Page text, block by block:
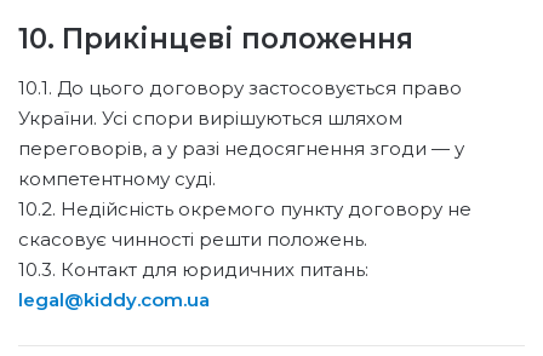
10. Прикінцеві положення
10.1. До цього договору застосовується право
України. Усі спори вирішуються шляхом
переговорів, а у разі недосягнення згоди — у
компетентному суді.
10.2. Недійсність окремого пункту договору не
скасовує чинності решти положень.
10.3. Контакт для юридичних питань:
legal@kiddy.com.ua